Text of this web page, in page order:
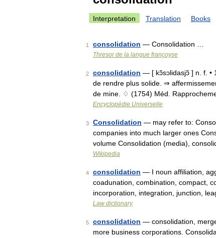
Interpretation Translation Books
1 consolidation — Consolidation …
Thresor de la langue françoyse
2 consolidation — [ kɔ̃sɔlidasjɔ̃ ] n. f. •
de rendre plus solide. ⇒
de mine. ♢ (1754) Méd.
Encyclopédie Universelle
3 Consolidation — may refer to:
companies into much larger ones
volume Consolidation (media),
Wikipedia
4 consolidation — I noun affiliation,
coadunation, combination, compact,
incorporation, integration, junction,
Law dictionary
5 consolidation — consolidation,
more business corporations.